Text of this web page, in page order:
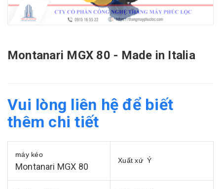
Montanari MGX 80 - Made in Italia
Vui lòng liên hệ để biết
thêm chi tiết
máy kéo
Montanari MGX 80
Xuất xứ Ý